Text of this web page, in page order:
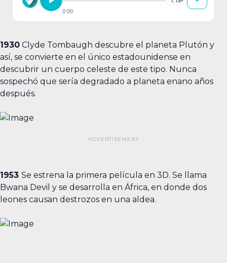
0:00
1930 Clyde Tombaugh descubre el planeta Plutón y
así, se convierte en el único estadounidense en
descubrir un cuerpo celeste de este tipo. Nunca
sospechó que sería degradado a planeta enano años
después.
1953 Se estrena la primera película en 3D. Se llama
Bwana Devil y se desarrolla en África, en donde dos
leones causan destrozos en una aldea.